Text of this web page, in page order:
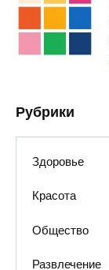
Рубрики
Здоровье
Красота
Общество
Развлечение